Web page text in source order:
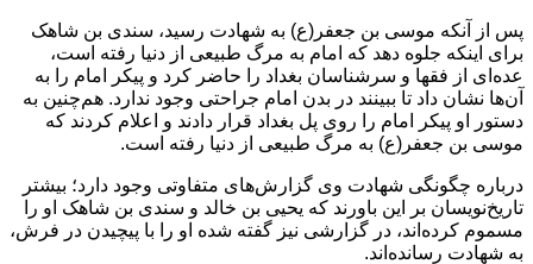
پس از آنکه موسی بن جعفر(ع) به شهادت رسید، سندی بن شاهک
برای اینکه جلوه دهد که امام به مرگ طبیعی از دنیا رفته است،
عده‌ای از فقها و سرشناسان بغداد را حاضر کرد و پیکر امام را به
آن‌ها نشان داد تا ببینند در بدن امام جراحتی وجود ندارد. هم‌چنین به
دستور او پیکر امام را روی پل بغداد قرار دادند و اعلام کردند که
موسی بن جعفر(ع) به مرگ طبیعی از دنیا رفته است.
درباره چگونگی شهادت وی گزارش‌های متفاوتی وجود دارد؛ بیشتر
تاریخ‌نویسان بر این باورند که یحیی بن خالد و سندی بن شاهک او را
مسموم کرده‌اند، در گزارشی نیز گفته شده او را با پیچیدن در فرش،
به شهادت رسانده‌اند.